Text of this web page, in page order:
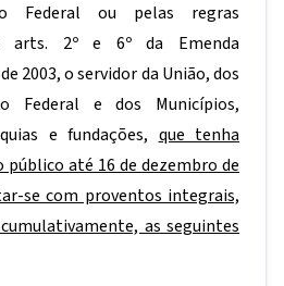
Federal ou pelas regras
arts. 2º e 6º da Emenda
2003, o servidor da União, dos
Federal e dos Municípios,
e fundações, que tenha
público até 16 de dezembro de
se com proventos integrais,
as seguintes